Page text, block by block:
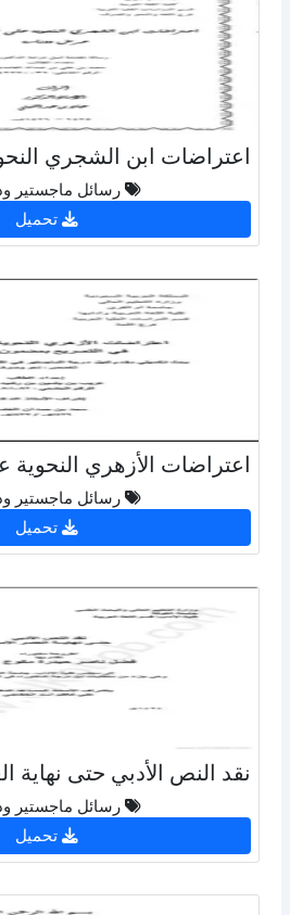
رسائل ماجستير
تحميل
رسائل ماجستير
تحميل
رسائل ماجستير
تحميل